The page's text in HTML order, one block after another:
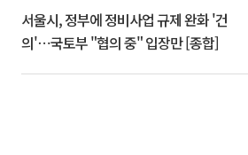
서울시, 정부에 정비사업 규제 완화 '건
의'⋯국토부 "협의 중" 입장만 [종합]